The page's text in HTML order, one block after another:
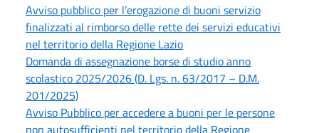
Avviso pubblico per l’erogazione di buoni servizio
finalizzati al rimborso delle rette dei servizi educativi
nel territorio della Regione Lazio
Domanda di assegnazione borse di studio anno
scolastico 2025/2026 (D. Lgs. n. 63/2017 – D.M.
201/2025)
Avviso Pubblico per accedere a buoni per le persone
non autosufficienti nel territorio della Regione